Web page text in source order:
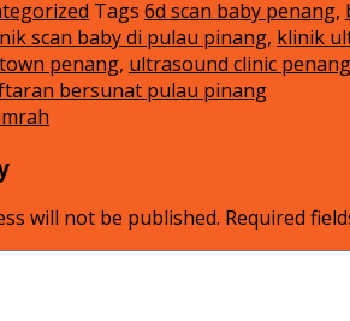
Tags 6d scan baby penang,
scan baby di pulau pinang, klinik
penang, ultrasound clinic penang
bersunat pulau pinang
will not be published. Required